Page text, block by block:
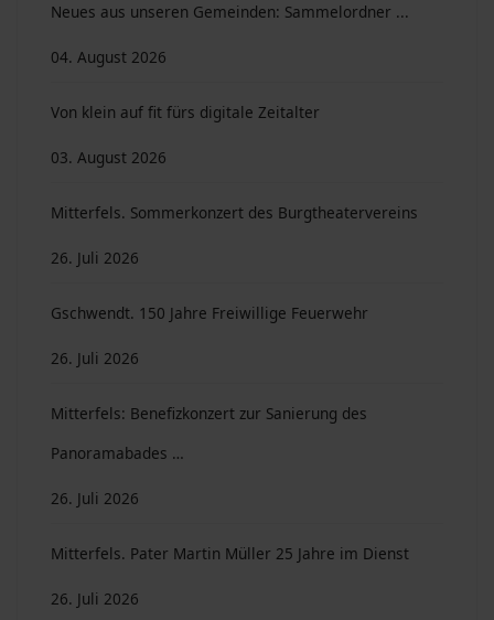
Neues aus unseren Gemeinden: Sammelordner ...
04. August 2026
Von klein auf fit fürs digitale Zeitalter
03. August 2026
Mitterfels. Sommerkonzert des Burgtheatervereins
26. Juli 2026
Gschwendt. 150 Jahre Freiwillige Feuerwehr
26. Juli 2026
Mitterfels: Benefizkonzert zur Sanierung des
Panoramabades …
26. Juli 2026
Mitterfels. Pater Martin Müller 25 Jahre im Dienst
26. Juli 2026